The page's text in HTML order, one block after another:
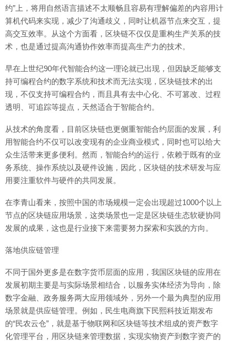
约”上，将用自然语言描述不太顺畅且容易有理解偏差的内容用计
算机代码来实现，减少了沟通歧义，同时让机器节点来交互，提
高交互效率。从这个方面看，区块链不仅仅是重构生产关系的技
术，也是通过提高沟通协作效率而提高生产力的技术。
早在上世纪90年代智能合约这一理论就已出现，但因缺乏能够支
持可编程合约的数字系统和技术而无法实现，区块链技术的出
现，不仅支持可编程合约，而且具有去中心化、不可篡改、过程
透明、可追踪等提点，天然适合于智能合约。
从技术的角度看，目前区块链也更侧重智能合约层面的发展，利
用智能合约不仅可以改变现有的企业商业模式，同时也可以给大
众生活带来更多便利。然而，智能合约的运行，依赖于既有的业
务系统、操作系统以及硬件设施，因此，区块链的技术研发与应
用要注重软件与硬件的共同发展。
在李青山看来，按照中国的市场规模一定会出现超过1000个以上
节点的区块链应用场景，这类场景也一定是区块链生态软硬协同
发展的成果，这也是行业接下来需要努力探索和实践的方向。
落地供应链管理
不同于国外更多是在数字货币层面的应用，我国区块链的应用在
发展初期主要是与实际场景相结合，以服务实体经济为导向，除
数字金融、政务服务两大应用领域外，另外一个最为典型的应用
场景就是供应链管理。例如，民生电商旗下民熙科技近期发布
的“民农云仓”，就是基于物联网和区块链等技术组成的资产数字
化管理平台，用区块链来管理数据，实现实物资产到数字资产的